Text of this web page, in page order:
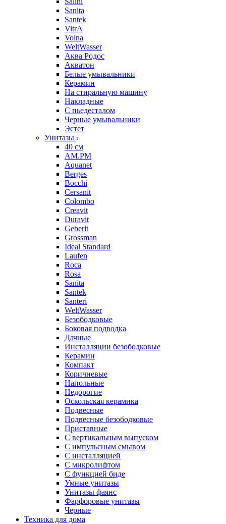
Sanita
Santek
VitrA
Volna
WeltWasser
Аква Родос
Акватон
Белые умывальники
Керамин
На стиральную машину
Накладные
С пьедесталом
Черные умывальники
Эстет
Унитазы
40 см
AM.PM
Aquanet
Berges
Bocchi
Cersanit
Colombo
Creavit
Duravit
Geberit
Grossman
Ideal Standard
Laufen
Roca
Rosa
Sanita
Santek
Santeri
WeltWasser
Безободковые
Боковая подводка
Дачные
Инсталляции безободковые
Керамин
Компакт
Коричневые
Напольные
Недорогие
Оскольская керамика
Подвесные
Подвесные безободковые
Приставные
С вертикальным выпуском
С импульсным смывом
С инсталляцией
С микролифтом
С функцией биде
Умные унитазы
Унитазы фаянс
Фарфоровые унитазы
Черные
Техника для дома